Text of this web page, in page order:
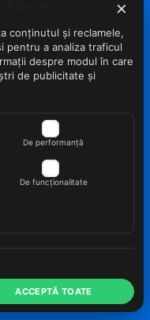
×
conținutul și reclamele,
pentru a analiza traficul
despre modul în care
de publicitate și
De performanță
De funcționalitate
ACCEPTĂ TOATE